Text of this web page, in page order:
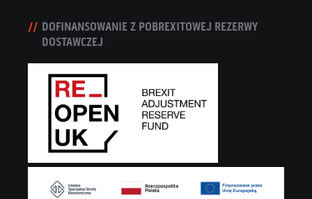
DOFINANSOWANIE Z POBREXITOWEJ REZERWY
DOSTAWCZEJ